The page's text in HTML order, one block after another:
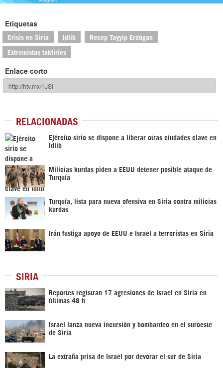
Etiquetas
Crisis en Siria Idlib Recep Tayyip Erdogan
Extremistas takfiríes
Enlace corto
RELACIONADAS
Ejército sirio se dispone a liberar otras ciudades clave en
Idlib
Milicias kurdas piden a EEUU detener posible ataque de
Turquía
Turquía, lista para nueva ofensiva en Siria contra milicias
kurdas
Irán fustiga apoyo de EEUU e Israel a terroristas en Siria
SIRIA
Reportes registran 17 agresiones de Israel en Siria en
últimas 48 h
Israel lanza nueva incursión y bombardeo en el suroeste
de Siria
La extraña prisa de Israel por devorar el sur de Siria